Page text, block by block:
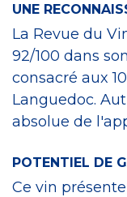
UNE
La Revue du
92/100 dans
consacré aux
Languedoc.
absolue de
POTENTIEL DE
Ce vin